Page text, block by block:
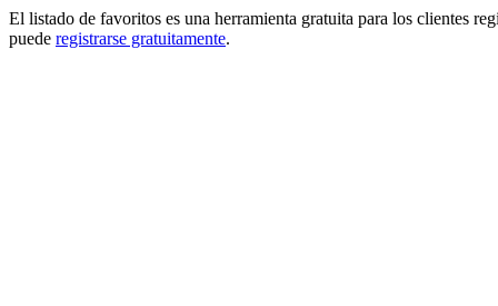
El listado de favoritos es una herramienta gratuita para los clientes
puede registrarse gratuitamente.